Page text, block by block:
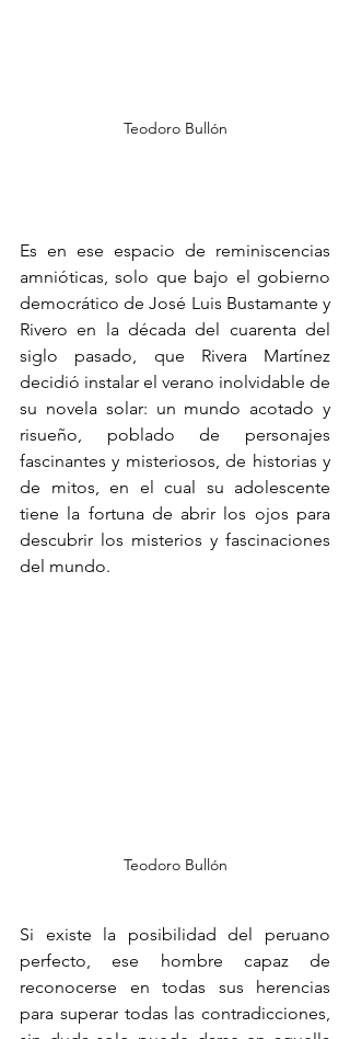
Teodoro Bullón
Es en ese espacio de reminiscencias
amnióticas, solo que bajo el gobierno
democrático de José Luis Bustamante y
Rivero en la década del cuarenta del
siglo pasado, que Rivera Martínez
decidió instalar el verano inolvidable de
su novela solar: un mundo acotado y
risueño, poblado de personajes
fascinantes y misteriosos, de historias y
de mitos, en el cual su adolescente
tiene la fortuna de abrir los ojos para
descubrir los misterios y fascinaciones
del mundo.
Teodoro Bullón
Si existe la posibilidad del peruano
perfecto, ese hombre capaz de
reconocerse en todas sus herencias
para superar todas las contradicciones,